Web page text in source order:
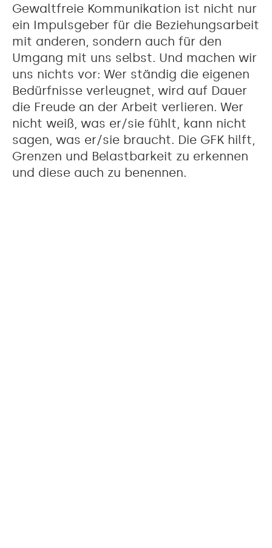
Gewaltfreie Kommunikation ist nicht nur
ein Impulsgeber für die Beziehungsarbeit
mit anderen, sondern auch für den
Umgang mit uns selbst. Und machen wir
uns nichts vor: Wer ständig die eigenen
Bedürfnisse verleugnet, wird auf Dauer
die Freude an der Arbeit verlieren. Wer
nicht weiß, was er/sie fühlt, kann nicht
sagen, was er/sie braucht. Die GFK hilft,
Grenzen und Belastbarkeit zu erkennen
und diese auch zu benennen.